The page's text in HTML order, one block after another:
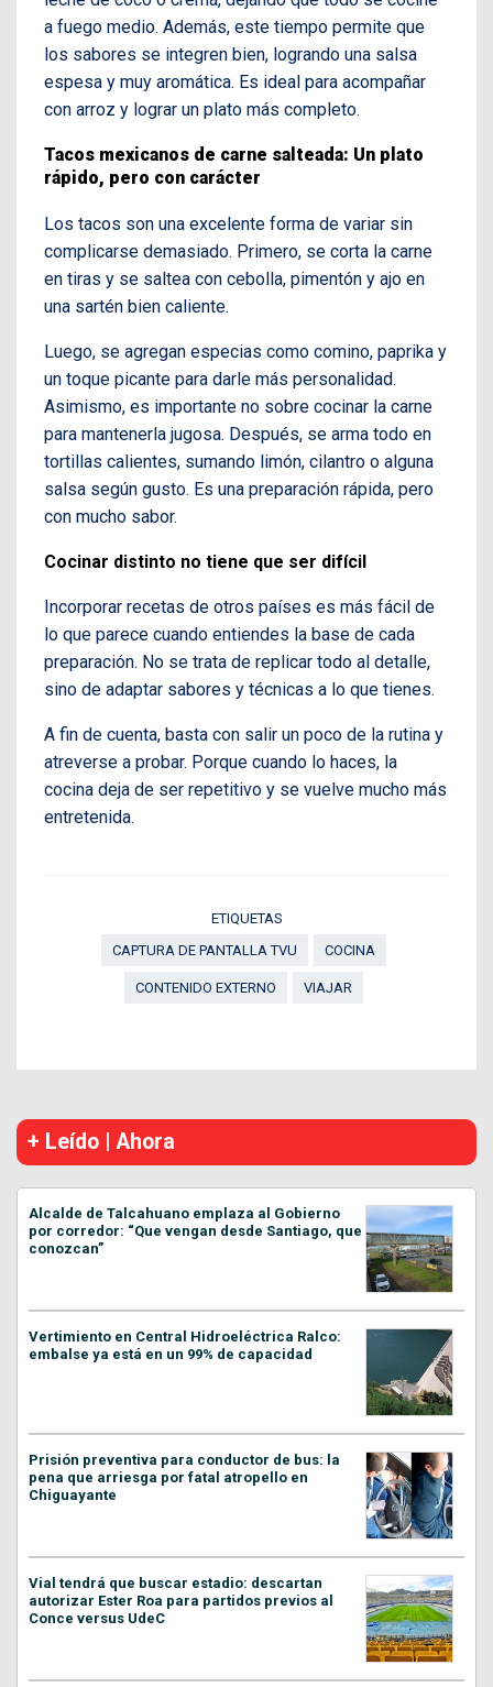
a fuego medio. Además, este tiempo permite que
los sabores se integren bien, logrando una salsa
espesa y muy aromática. Es ideal para acompañar
con arroz y lograr un plato más completo.
Tacos mexicanos de carne salteada: Un plato
rápido, pero con carácter
Los tacos son una excelente forma de variar sin
complicarse demasiado. Primero, se corta la carne
en tiras y se saltea con cebolla, pimentón y ajo en
una sartén bien caliente.
Luego, se agregan especias como comino, paprika y
un toque picante para darle más personalidad.
Asimismo, es importante no sobre cocinar la carne
para mantenerla jugosa. Después, se arma todo en
tortillas calientes, sumando limón, cilantro o alguna
salsa según gusto. Es una preparación rápida, pero
con mucho sabor.
Cocinar distinto no tiene que ser difícil
Incorporar recetas de otros países es más fácil de
lo que parece cuando entiendes la base de cada
preparación. No se trata de replicar todo al detalle,
sino de adaptar sabores y técnicas a lo que tienes.
A fin de cuenta, basta con salir un poco de la rutina y
atreverse a probar. Porque cuando lo haces, la
cocina deja de ser repetitivo y se vuelve mucho más
entretenida.
ETIQUETAS
CAPTURA DE PANTALLA TVU
COCINA
CONTENIDO EXTERNO VIAJAR
+ Leído | Ahora
Alcalde de Talcahuano emplaza al Gobierno
por corredor: “Que vengan desde Santiago, que
conozcan”
Vertimiento en Central Hidroeléctrica Ralco:
embalse ya está en un 99% de capacidad
Prisión preventiva para conductor de bus: la
pena que arriesga por fatal atropello en
Chiguayante
Vial tendrá que buscar estadio: descartan
autorizar Ester Roa para partidos previos al
Conce versus UdeC